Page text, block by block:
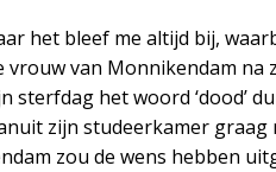
het bleef me altijd bij,
van Monnikendam na
sterfdag het woord ‘dood’
zijn studeerkamer graag
zou de wens hebben